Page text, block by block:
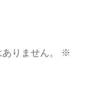
りません。
※